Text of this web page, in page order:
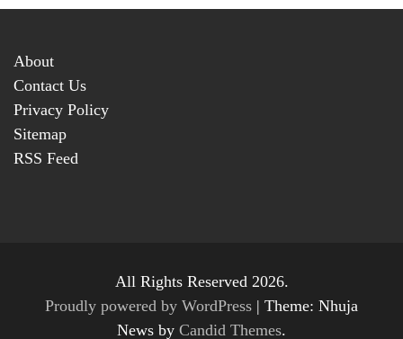
About
Contact Us
Privacy Policy
Sitemap
RSS Feed
All Rights Reserved 2026.
Proudly powered by WordPress | Theme: Nhuja
News by Candid Themes.